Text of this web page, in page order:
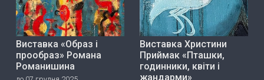
Виставка «Образ і
прообраз» Романа
Романишина
Виставка Христини
Приймак «Пташки,
годинники, квіти і
жандарми»